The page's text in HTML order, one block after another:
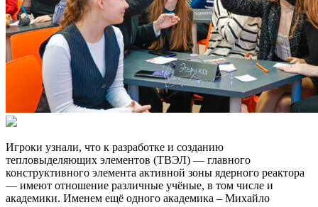
Игроки узнали, что к разработке и созданию
тепловыделяющих элементов (ТВЭЛ) — главного
конструктивного элемента активной зоны ядерного реактора
— имеют отношение различные учёные, в том числе и
академики. Именем ещё одного академика – Михайло